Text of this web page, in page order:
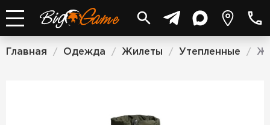
Главная / Одежда / Жилеты / Утепленные /